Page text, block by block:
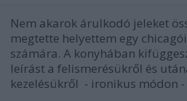
Nem akarok árulkodó jeleket
megtette helyettem egy
számára. A konyhában
leírást a felismerésükről és
kezelésükről - ironikus módon